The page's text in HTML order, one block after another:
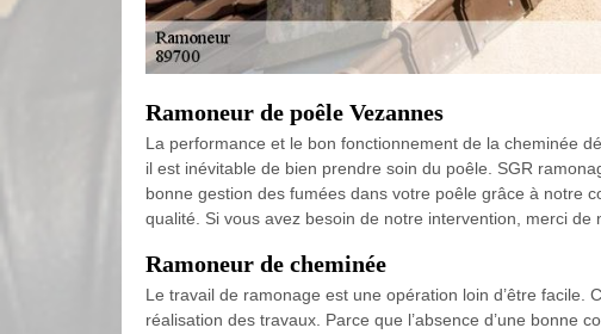
Ramoneur de poêle Vezannes
La performance et le bon fonctionnement de la cheminée
il est inévitable de bien prendre soin du poêle. SGR
bonne gestion des fumées dans votre poêle grâce à notre
qualité. Si vous avez besoin de notre intervention, merci de
Ramoneur de cheminée
Le travail de ramonage est une opération loin d’être facile.
réalisation des travaux. Parce que l’absence d’une